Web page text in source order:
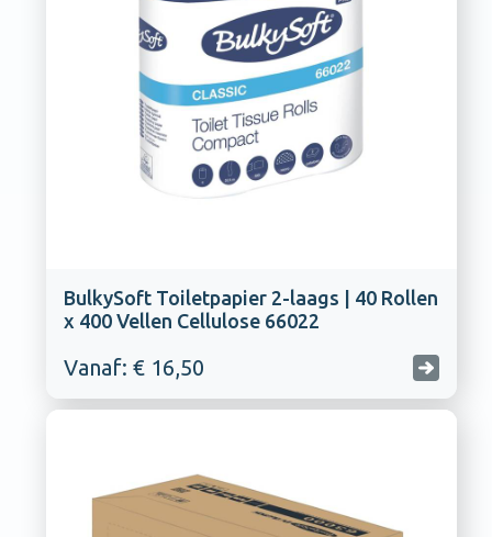
BulkySoft Toiletpapier 2-laags | 40 Rollen
x 400 Vellen Cellulose 66022
Vanaf: € 16,50